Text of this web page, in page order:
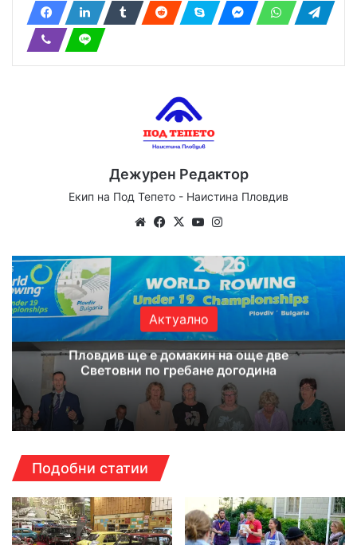
Дежурен Редактор
Екип на Под Тепето - Наистина Пловдив
WebsiteFacebook
X YouTube
Актуално
Пловдив ще е домакин на още две
Световни по гребане догодина
Подобни статии